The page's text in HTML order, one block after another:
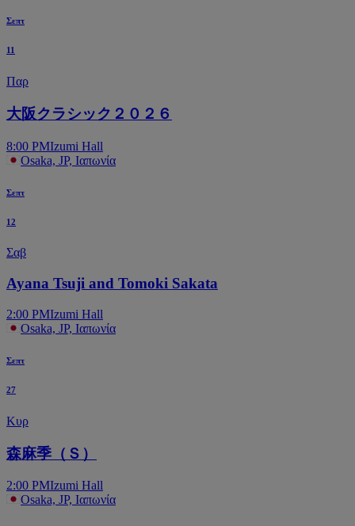
Σεπτ
11
Παρ
大阪クラシック２０２６
8:00 PMIzumi Hall
Osaka, JP, Ιαπωνία
Σεπτ
12
Σαβ
Ayana Tsuji and Tomoki Sakata
2:00 PMIzumi Hall
Osaka, JP, Ιαπωνία
Σεπτ
27
Κυρ
森麻季（Ｓ）
2:00 PMIzumi Hall
Osaka, JP, Ιαπωνία